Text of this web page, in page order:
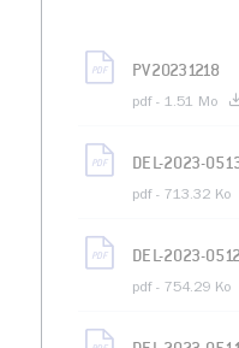
PV20231218
pdf - 1.51 Mo
DEL-2023-
pdf - 713.32 Ko
DEL-2023-
pdf - 754.29 Ko